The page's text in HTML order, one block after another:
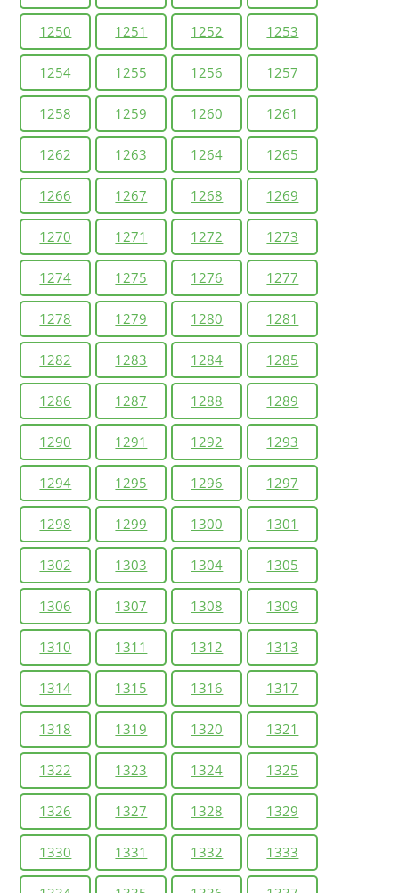
1250 1251 1252 1253
1254 1255 1256 1257
1258 1259 1260 1261
1262 1263 1264 1265
1266 1267 1268 1269
1270 1271 1272 1273
1274 1275 1276 1277
1278 1279 1280 1281
1282 1283 1284 1285
1286 1287 1288 1289
1290 1291 1292 1293
1294 1295 1296 1297
1298 1299 1300 1301
1302 1303 1304 1305
1306 1307 1308 1309
1310 1311 1312 1313
1314 1315 1316 1317
1318 1319 1320 1321
1322 1323 1324 1325
1326 1327 1328 1329
1330 1331 1332 1333